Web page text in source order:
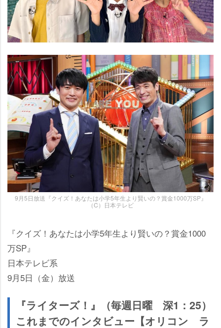
9月5日放送『クイズ！あなたは小学5年生より賢いの？賞金1000万SP』
（C）日本テレビ
『クイズ！あなたは小学5年生より賢いの？賞金1000
万SP』
日本テレビ系
9月5日（金）放送
『ライターズ！』（毎週日曜 深1：25）
これまでのインタビュー【オリコン ラ